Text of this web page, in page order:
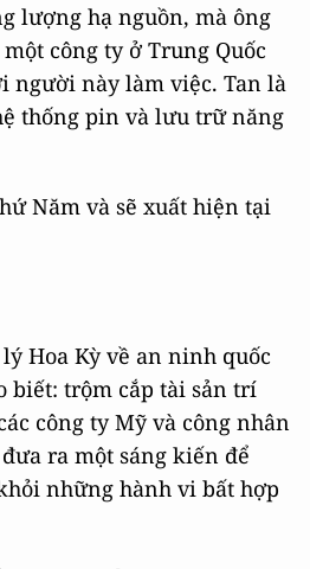
lượng hạ nguồn, mà ông
công ty ở Trung Quốc
người này làm việc. Tan là
thống pin và lưu trữ năng
Năm và sẽ xuất hiện tại
Hoa Kỳ về an ninh quốc
biết: trộm cắp tài sản trí
công ty Mỹ và công nhân
ra một sáng kiến để
những hành vi bất hợp